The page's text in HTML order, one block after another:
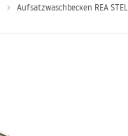
Aufsatzwaschbecken REA